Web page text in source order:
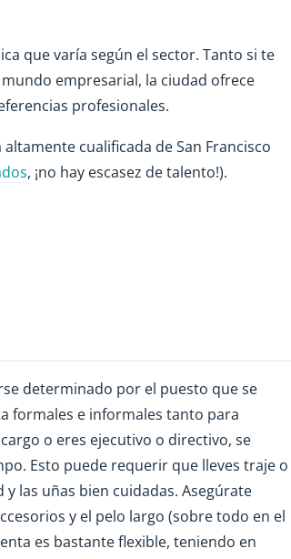
que varía según el sector. Tanto si te
empresarial, la ciudad ofrece
profesionales.
cualificada de San Francisco
, ¡no hay escasez de talento!).
determinado por el puesto que se
formales e informales tanto para
o eres ejecutivo o directivo, se
Esto puede requerir que lleves traje o
las uñas bien cuidadas. Asegúrate
y el pelo largo (sobre todo en el
es bastante flexible, teniendo en